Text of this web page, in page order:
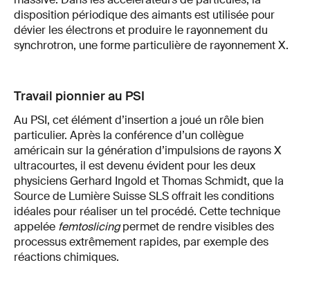
disposition périodique des aimants est utilisée pour
dévier les électrons et produire le rayonnement du
synchrotron, une forme particulière de rayonnement X.
Travail pionnier au PSI
Au PSI, cet élément d’insertion a joué un rôle bien
particulier. Après la conférence d’un collègue
américain sur la génération d’impulsions de rayons X
ultracourtes, il est devenu évident pour les deux
physiciens Gerhard Ingold et Thomas Schmidt, que la
Source de Lumière Suisse SLS offrait les conditions
idéales pour réaliser un tel procédé. Cette technique
appelée femtoslicingpermet de rendre visibles des
processus extrêmement rapides, par exemple des
réactions chimiques.